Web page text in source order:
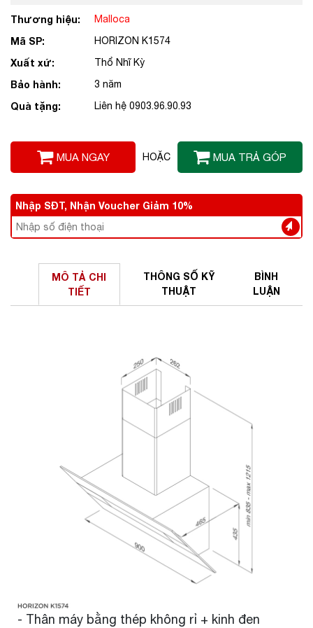
Thương hiệu: Malloca
Mã SP: HORIZON K1574
Xuất xứ: Thổ Nhĩ Kỳ
Bảo hành: 3 năm
Quà tặng: Liên hệ 0903.96.90.93
MUA NGAY HOẶC MUA TRẢ GÓP
Nhập SĐT, Nhận Voucher Giảm 10%
MÔ TẢ CHI
TIẾT
THÔNG SỐ KỸ
THUẬT
BÌNH
LUẬN
- Thân máy bằng thép không rỉ + kinh đen